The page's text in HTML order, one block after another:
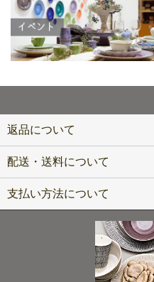
返品について
配送・送料について
支払い方法について